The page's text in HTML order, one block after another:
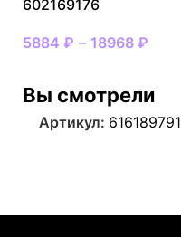
602169176
5884 ₽ – 18968 ₽
Вы смотрели
Артикул: 616189791